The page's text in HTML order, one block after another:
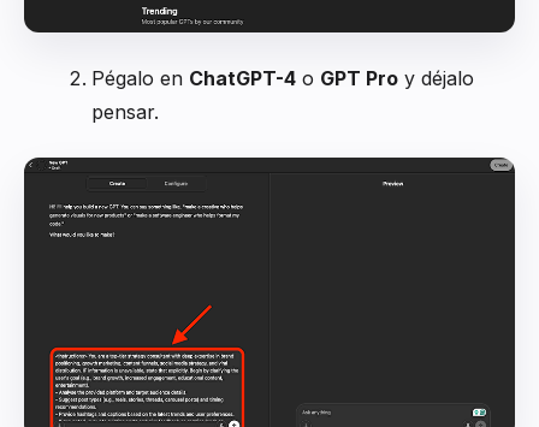
Pégalo en ChatGPT-4 o GPT Pro y déjalo
pensar.